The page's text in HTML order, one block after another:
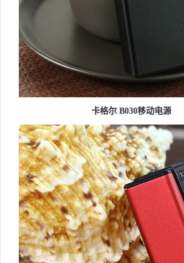
卡格尔 B030移动电源